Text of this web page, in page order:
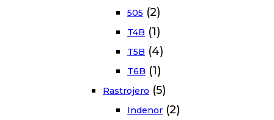
505 (2)
T4B (1)
T5B (4)
T6B (1)
Rastrojero (5)
Indenor (2)